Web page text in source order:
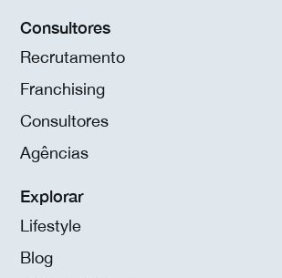
Consultores
Recrutamento
Franchising
Consultores
Agências
Explorar
Lifestyle
Blog